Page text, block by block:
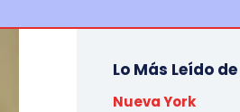
Lo Más Leído
Nueva York